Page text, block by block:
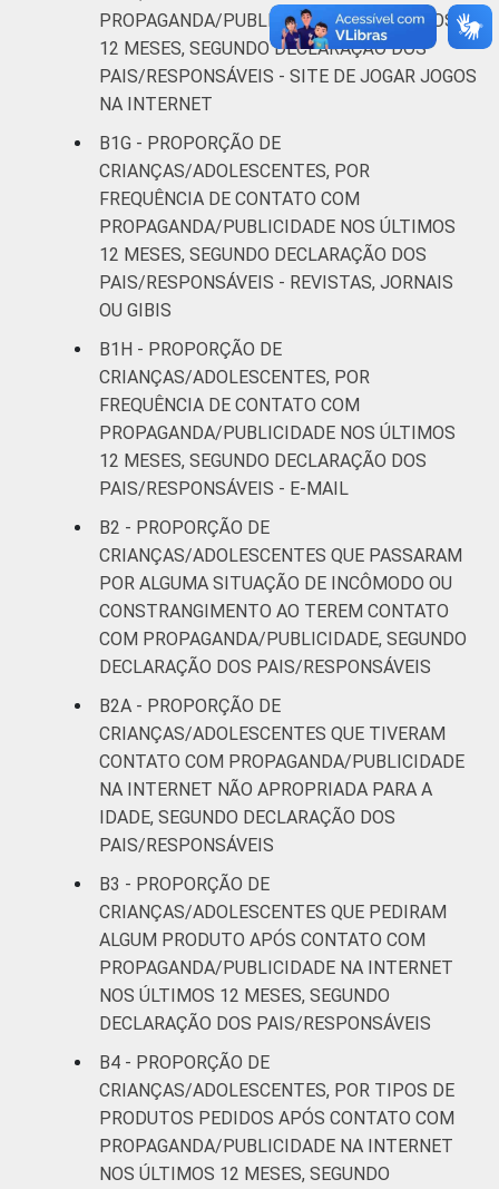
PROPAGANDA/PUBLICIDADE NOS ÚLTIMOS
12 MESES, SEGUNDO DECLARAÇÃO DOS
PAIS/RESPONSÁVEIS - SITE DE JOGAR JOGOS
NA INTERNET
B1G - PROPORÇÃO DE
CRIANÇAS/ADOLESCENTES, POR
FREQUÊNCIA DE CONTATO COM
PROPAGANDA/PUBLICIDADE NOS ÚLTIMOS
12 MESES, SEGUNDO DECLARAÇÃO DOS
PAIS/RESPONSÁVEIS - REVISTAS, JORNAIS
OU GIBIS
B1H - PROPORÇÃO DE
CRIANÇAS/ADOLESCENTES, POR
FREQUÊNCIA DE CONTATO COM
PROPAGANDA/PUBLICIDADE NOS ÚLTIMOS
12 MESES, SEGUNDO DECLARAÇÃO DOS
PAIS/RESPONSÁVEIS - E-MAIL
B2 - PROPORÇÃO DE
CRIANÇAS/ADOLESCENTES QUE PASSARAM
POR ALGUMA SITUAÇÃO DE INCÔMODO OU
CONSTRANGIMENTO AO TEREM CONTATO
COM PROPAGANDA/PUBLICIDADE, SEGUNDO
DECLARAÇÃO DOS PAIS/RESPONSÁVEIS
B2A - PROPORÇÃO DE
CRIANÇAS/ADOLESCENTES QUE TIVERAM
CONTATO COM PROPAGANDA/PUBLICIDADE
NA INTERNET NÃO APROPRIADA PARA A
IDADE, SEGUNDO DECLARAÇÃO DOS
PAIS/RESPONSÁVEIS
B3 - PROPORÇÃO DE
CRIANÇAS/ADOLESCENTES QUE PEDIRAM
ALGUM PRODUTO APÓS CONTATO COM
PROPAGANDA/PUBLICIDADE NA INTERNET
NOS ÚLTIMOS 12 MESES, SEGUNDO
DECLARAÇÃO DOS PAIS/RESPONSÁVEIS
B4 - PROPORÇÃO DE
CRIANÇAS/ADOLESCENTES, POR TIPOS DE
PRODUTOS PEDIDOS APÓS CONTATO COM
PROPAGANDA/PUBLICIDADE NA INTERNET
NOS ÚLTIMOS 12 MESES, SEGUNDO